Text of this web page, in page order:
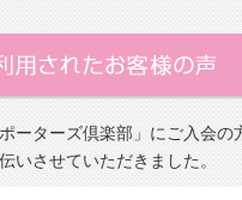
ーターズ倶楽部」にご入会の
いさせていただきました。